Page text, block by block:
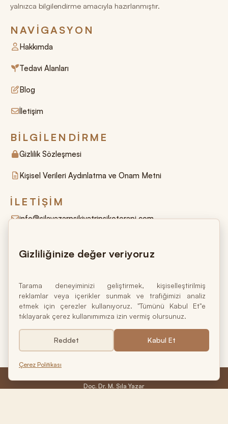
yalnızca bilgilendirme amacıyla hazırlanmıştır.
NAVIGASYON
Hakkımda
Tedavi Alanları
Blog
İletişim
BILGILENDIRME
Gizlilik Sözleşmesi
Kişisel Verileri Aydınlatma ve Onam Metni
İLETIŞIM
info@silayazarpsikiyatripsikoterapi.com
Harbiye Mah. Valikonağı Cad. Marmara Apt. No:16 Kat:1
Ruh sağlığı bedensel ve ruhsal olarak bütüncül
iyilik halinin temelidir.
Doç. Dr. M. Sıla Yazar
Gizliliğinize değer veriyoruz
Tarama deneyiminizi geliştirmek, kişiselleştirilmiş
reklamlar veya içerikler sunmak ve trafiğimizi analiz
etmek için çerezler kullanıyoruz. "Tümünü Kabul Et"e
tıklayarak çerez kullanımımıza izin vermiş olursunuz.
Reddet Kabul Et
Çerez Politikası